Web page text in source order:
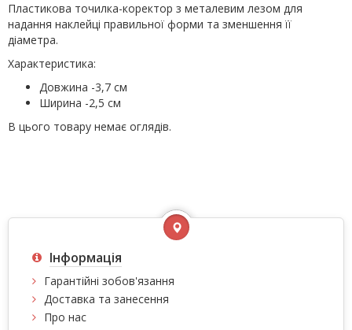
Пластикова точилка-коректор з металевим лезом для
надання наклейці правильної форми та зменшення її
діаметра.
Характеристика:
Довжина -3,7 см
Ширина -2,5 см
В цього товару немає оглядів.
Інформація
Гарантійні зобов'язання
Доставка та занесення
Про нас